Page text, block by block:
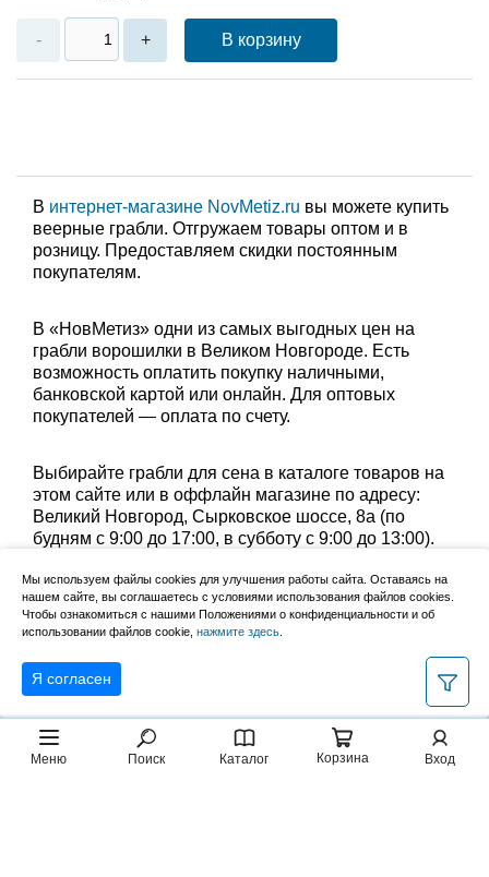
Меню Поиск Каталог Корзина Вход
- + В корзину
В интернет-магазине NovMetiz.ru вы можете купить
веерные грабли. Отгружаем товары оптом и в
розницу. Предоставляем скидки постоянным
покупателям.
В «НовМетиз» одни из самых выгодных цен на
грабли ворошилки в Великом Новгороде. Есть
возможность оплатить покупку наличными,
банковской картой или онлайн. Для оптовых
покупателей — оплата по счету.
Выбирайте грабли для сена в каталоге товаров на
этом сайте или в оффлайн магазине по адресу:
Великий Новгород, Сырковское шоссе, 8а (по
будням с 9:00 до 17:00, в субботу с 9:00 до 13:00).
оформить доставку до дома.
Уточните группу товаров:грабли веерные пластик
Мы используем файлы cookies для улучшения работы сайта. Оставаясь на
нашем сайте, вы соглашаетесь с условиями использования файлов cookies.
Чтобы ознакомиться с нашими Положениями о конфиденциальности и об
использовании файлов cookie, нажмите здесь
Я согласен